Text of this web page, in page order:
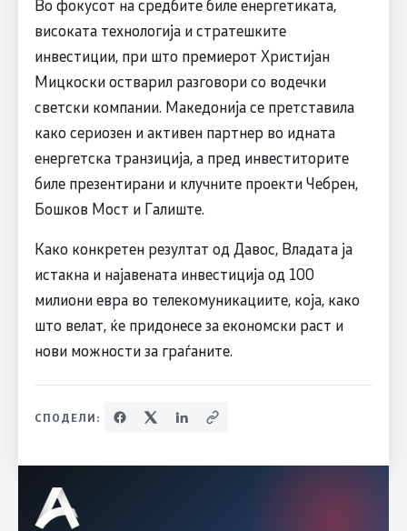
Во фокусот на средбите биле енергетиката,
високата технологија и стратешките
инвестиции, при што премиерот Христијан
Мицкоски остварил разговори со водечки
светски компании. Македонија се претставила
како сериозен и активен партнер во идната
енергетска транзиција, а пред инвеститорите
биле презентирани и клучните проекти Чебрен,
Бошков Мост и Галиште.
Како конкретен резултат од Давос, Владата ја
истакна и најавената инвестиција од 100
милиони евра во телекомуникациите, која, како
што велат, ќе придонесе за економски раст и
нови можности за граѓаните.
СПОДЕЛИ: